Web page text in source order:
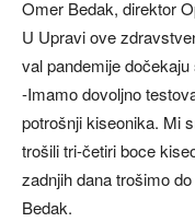
Omer Bedak, direktor
U Upravi ove
val pandemije dočekaju
-Imamo dovoljno
potrošnji kiseonika. Mi
trošili tri-četiri boce
zadnjih dana trošimo
Bedak.